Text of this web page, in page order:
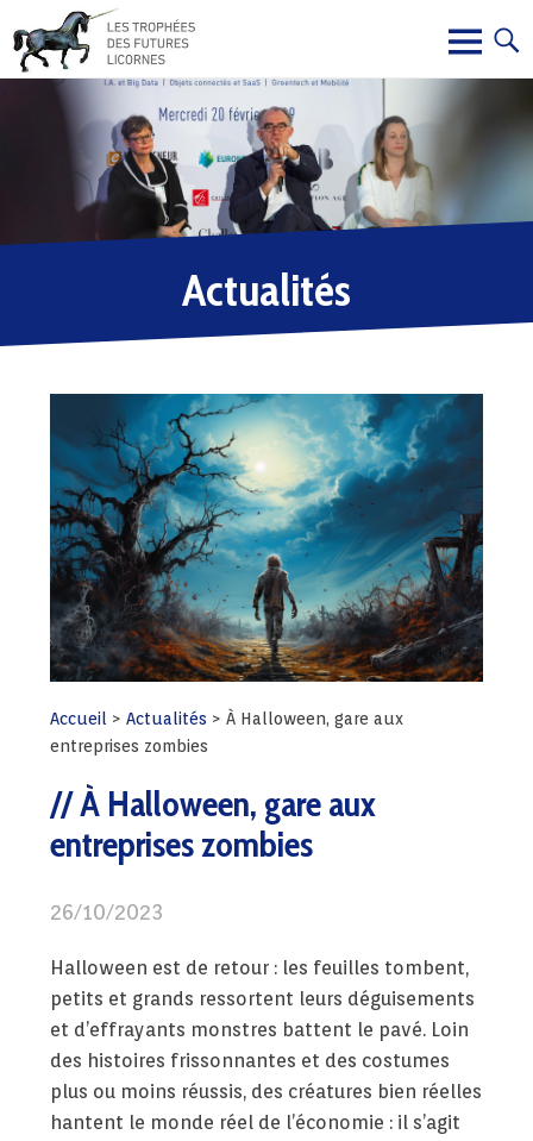
Actualités
Accueil >Actualités >À Halloween, gare aux
entreprises zombies
À Halloween, gare aux
entreprises zombies
26/10/2023
Halloween est de retour : les feuilles tombent,
petits et grands ressortent leurs déguisements
et d’effrayants monstres battent le pavé. Loin
des histoires frissonnantes et des costumes
plus ou moins réussis, des créatures bien réelles
hantent le monde réel de l’économie : il s’agit